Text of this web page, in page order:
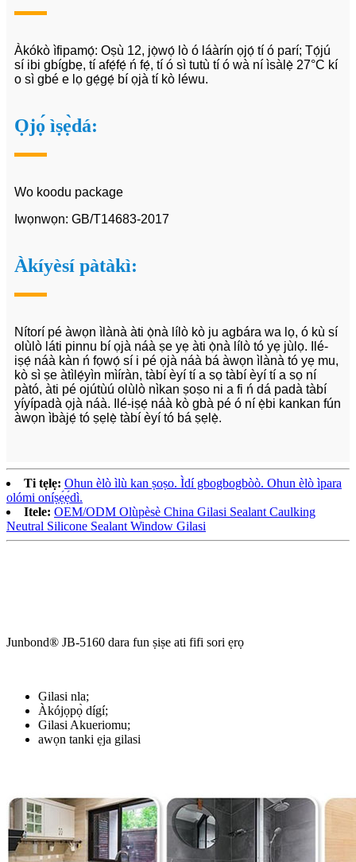
Àkókò ìfipamọ́: Oṣù 12, jọ̀wọ́ lò ó láàrín ọjọ́ tí ó parí; Tọ́jú
sí ibi gbígbẹ, tí afẹ́fẹ́ ń fẹ́, tí ó sì tutù tí ó wà ní ìsàlẹ̀ 27°C kí
o sì gbé e lọ gẹ́gẹ́ bí ọjà tí kò léwu.
Ọjọ́ ìṣẹ̀dá:
Wo koodu package
Iwọnwọn: GB/T14683-2017
Àkíyèsí pàtàkì:
Nítorí pé àwọn ìlànà àti ọ̀nà lílò kò ju agbára wa lọ, ó kù sí
olùlò láti pinnu bí ọjà náà ṣe yẹ àti ọ̀nà lílò tó yẹ jùlọ. Ilé-
iṣẹ́ náà kàn ń fọwọ́ sí i pé ọjà náà bá àwọn ìlànà tó yẹ mu,
kò sì ṣe àtìlẹ́yìn mìíràn, tàbí èyí tí a sọ tàbí èyí tí a sọ ní
pàtó, àti pé ojútùú olùlò nìkan ṣoṣo ni a fi ń dá padà tàbí
yíyípadà ọjà náà. Ilé-iṣẹ́ náà kò gbà pé ó ní ẹ̀bi kankan fún
àwọn ìbàjẹ́ tó ṣẹlẹ̀ tàbí èyí tó bá ṣẹlẹ̀.
Ti tẹlẹ: Ohun èlò ìlù kan ṣoṣo. Ìdí gbogbogbòò. Ohun èlò ìpara
olómi oníṣẹ́ẹ́dì.
Itele: OEM/ODM Olùpèsè China Gilasi Sealant Caulking
Neutral Silicone Sealant Window Gilasi
Junbond® JB-5160 dara fun ṣiṣe ati fifi sori ẹrọ
Gilasi nla;
Àkójọpọ̀ dígí;
Gilasi Akueriomu;
awọn tanki ẹja gilasi